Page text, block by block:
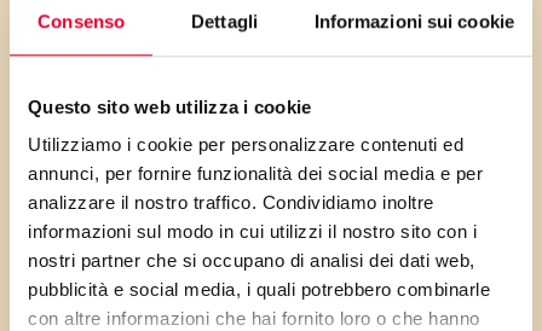
Consenso Dettagli Informazioni sui cookie
Questo sito web utilizza i cookie
Utilizziamo i cookie per personalizzare contenuti ed
annunci, per fornire funzionalità dei social media e per
analizzare il nostro traffico. Condividiamo inoltre
informazioni sul modo in cui utilizzi il nostro sito con i
nostri partner che si occupano di analisi dei dati web,
pubblicità e social media, i quali potrebbero combinarle
con altre informazioni che hai fornito loro o che hanno
Il plumcake è il dolce perfetto
inzuppare nel caffelatte.
Goloso grazie al cioccolato e
allo stesso tempo salutare
grazie alla farina integrale. Non
resta che augurare una buona
colazione!